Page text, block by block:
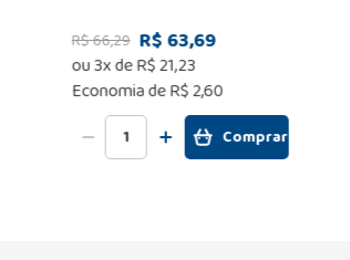
R$66,29 R$ 63,69
ou3x deR$21,23
Economia deR$ 2,60
Comprar